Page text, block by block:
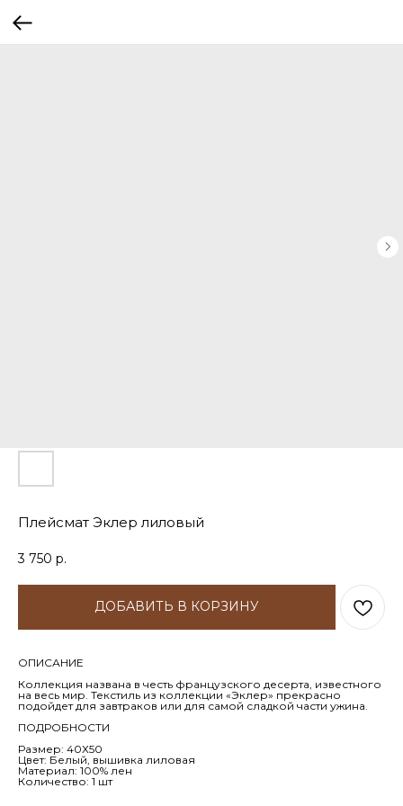
Плейсмат Эклер лиловый
3 750 р.
ДОБАВИТЬ В КОРЗИНУ
ОПИСАНИЕ
Коллекция названа в честь французского десерта, известного
на весь мир. Текстиль из коллекции «Эклер» прекрасно
подойдет для завтраков или для самой сладкой части ужина.
ПОДРОБНОСТИ
Размер: 40Х50
Цвет: Белый, вышивка лиловая
Материал: 100% лен
Количество: 1 шт